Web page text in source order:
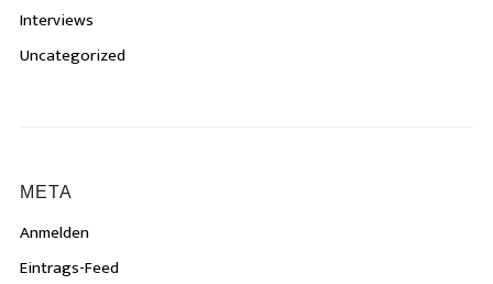
Interviews
Uncategorized
META
Anmelden
Eintrags-Feed